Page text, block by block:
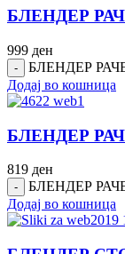
БЛЕНДЕР
999 ден
БЛЕНДЕР
Додај во кошница
БЛЕНДЕР
819 ден
БЛЕНДЕР
Додај во кошница